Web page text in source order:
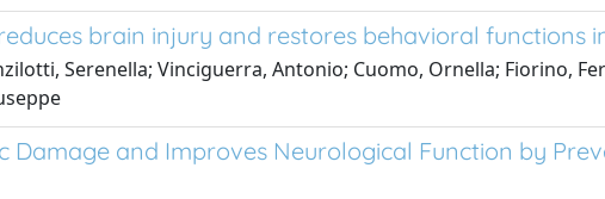
brain injury and restores behavioral functions
Serenella; Vinciguerra, Antonio; Cuomo, Ornella; Fiorino,
Damage and Improves Neurological Function by